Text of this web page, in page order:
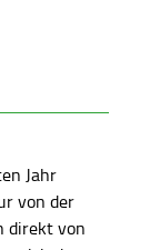
Jahr
von der
direkt von